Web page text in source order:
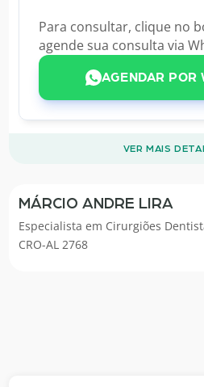
Para consultar, clique no
agende sua consulta via
AGENDAR POR
VER MAIS
MÁRCIO ANDRE LIRA
Especialista em Cirurgiões
CRO-AL 2768